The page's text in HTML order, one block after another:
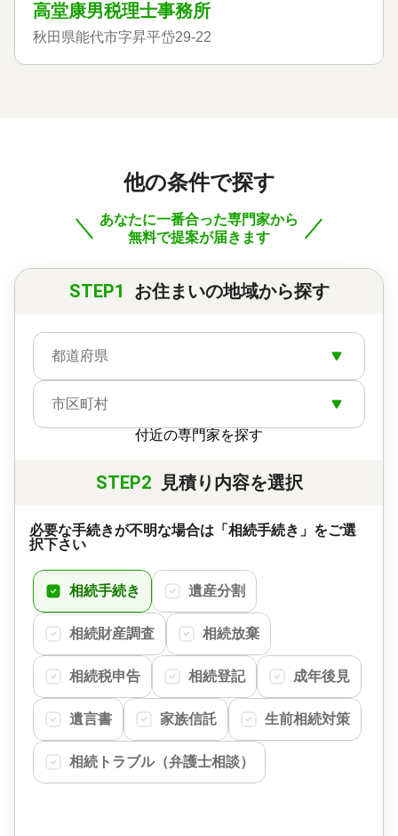
対応体制
訪問可 / 土日相談可 / 初回相談無料 / 事務所面談可
高堂康男税理士事務所
秋田県能代市字昇平岱29-22
他の条件で探す
あなたに一番合った専門家から
無料で提案が届きます
STEP1 お住まいの地域から探す
都道府県
市区町村
付近の専門家を探す
STEP2 見積り内容を選択
必要な手続きが不明な場合は「相続手続き」をご選
択下さい
相続手続き 遺産分割
相続財産調査 相続放棄
相続税申告 相続登記 成年後見
遺言書 家族信託 生前相続対策
相続トラブル（弁護士相談）